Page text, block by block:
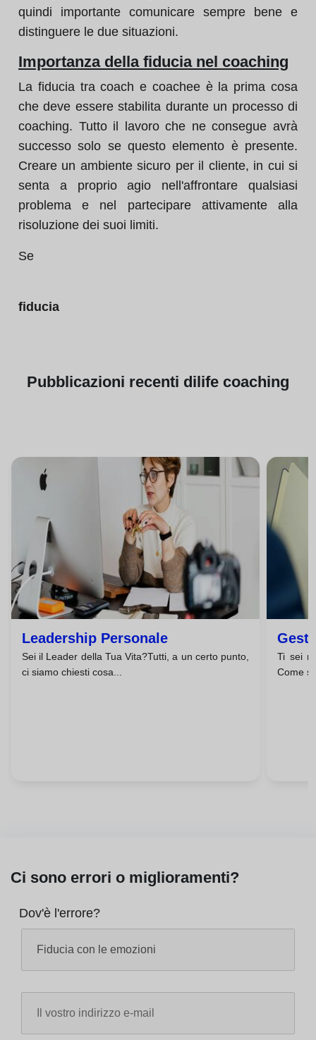
quindi importante comunicare sempre bene e
distinguere le due situazioni.
Importanza della fiducia nel coaching
La fiducia tra coach e coachee è la prima cosa
che deve essere stabilita durante un processo di
coaching. Tutto il lavoro che ne consegue avrà
successo solo se questo elemento è presente.
Creare un ambiente sicuro per il cliente, in cui si
senta a proprio agio nell'affrontare qualsiasi
problema e nel partecipare attivamente alla
risoluzione dei suoi limiti.
Se
fiducia
Pubblicazioni recenti dilife coaching
Leadership Personale
Sei il Leader della Tua Vita?Tutti, a un certo punto,
ci siamo chiesti cosa...
Ti sei
Come
Ci sono errori o miglioramenti?
Dov'è l'errore?